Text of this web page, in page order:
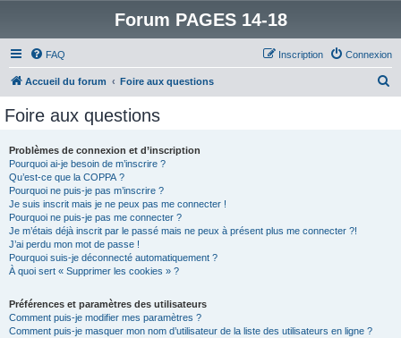
Forum PAGES 14-18
FAQ Connexion
Inscription
Accueil du forum Foire aux questions
Foire aux questions
Problèmes de connexion et d’inscription
Pourquoi ai-je besoin de m’inscrire ?
Qu’est-ce que la COPPA ?
Pourquoi ne puis-je pas m’inscrire ?
Je suis inscrit mais je ne peux pas me connecter !
Pourquoi ne puis-je pas me connecter ?
Je m’étais déjà inscrit par le passé mais ne peux à présent plus me connecter ?!
J’ai perdu mon mot de passe !
Pourquoi suis-je déconnecté automatiquement ?
À quoi sert « Supprimer les cookies » ?
Préférences et paramètres des utilisateurs
Comment puis-je modifier mes paramètres ?
Comment puis-je masquer mon nom d’utilisateur de la liste des utilisateurs en ligne ?